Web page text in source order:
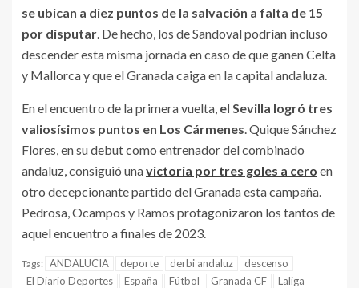
se ubican a diez puntos de la salvación a falta de 15
por disputar. De hecho, los de Sandoval podrían incluso
descender esta misma jornada en caso de que ganen Celta
y Mallorca y que el Granada caiga en la capital andaluza.
En el encuentro de la primera vuelta, el Sevilla logró tres
valiosísimos puntos en Los Cármenes. Quique Sánchez
Flores, en su debut como entrenador del combinado
andaluz, consiguió unavictoria por tres goles a cero en
otro decepcionante partido del Granada esta campaña.
Pedrosa, Ocampos y Ramos protagonizaron los tantos de
aquel encuentro a finales de 2023.
Tags: ANDALUCIA deporte derbi andaluz
descenso
El Diario Deportes
España Fútbol Granada CF
Laliga